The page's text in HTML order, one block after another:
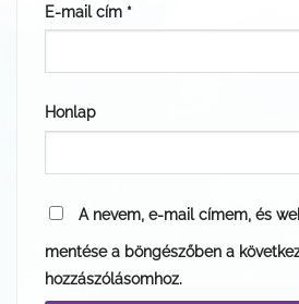
E-mail cím *
Honlap
A nevem, e-mail címem, és
mentése a böngészőben a
hozzászólásomhoz.